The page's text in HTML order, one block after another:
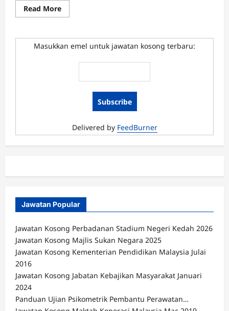
Read MoreRead
more
Kosong
Majlis
Perbandaran
Masukkan emel untuk jawatan kosong terbaru:
Delivered by FeedBurner
Jawatan Popular
Jawatan Kosong Perbadanan Stadium Negeri Kedah 2026
Jawatan Kosong Majlis Sukan Negara 2025
Jawatan Kosong Kementerian Pendidikan Malaysia Julai
2016
Jawatan Kosong Jabatan Kebajikan Masyarakat Januari
2024
Panduan Ujian Psikometrik Pembantu Perawatan…